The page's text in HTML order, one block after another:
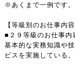
※あくまで一例です
【等級別のお仕事内
■２９等級のお仕事内
基本的な実務知識や
ビスを実施している。